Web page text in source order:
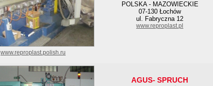
POLSKA - MAZOWIECKIE
07-130 Łochów
ul. Fabryczna 12
www.reproplast.pl
www.reproplast.polish.ru
AGUS- SPRUCH